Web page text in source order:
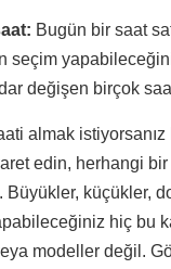
Bugün bir saat
seçim
değişen birçok
almak
edin, herhangi bir
Büyükler, küçükler,
hiç bu
modeller değil.